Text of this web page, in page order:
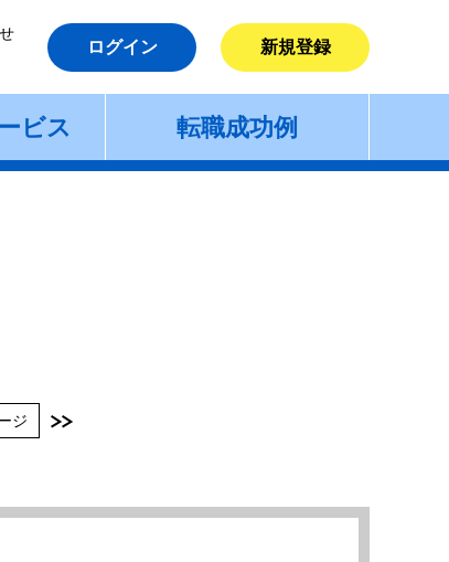
ログイン 新規登録
ビス 転職成功例
ジ